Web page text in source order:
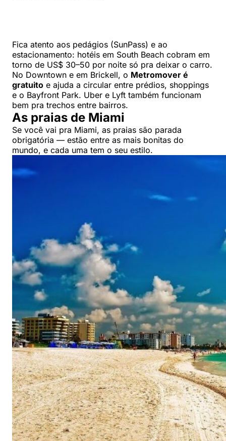
Fica atento aos pedágios (SunPass) e ao
estacionamento: hotéis em South Beach cobram em
torno de US$ 30–50 por noite só pra deixar o carro.
No Downtown e em Brickell, o Metromover é
gratuito e ajuda a circular entre prédios, shoppings
e o Bayfront Park. Uber e Lyft também funcionam
bem pra trechos entre bairros.
As praias de Miami
Se você vai pra Miami, as praias são parada
obrigatória — estão entre as mais bonitas do
mundo, e cada uma tem o seu estilo.